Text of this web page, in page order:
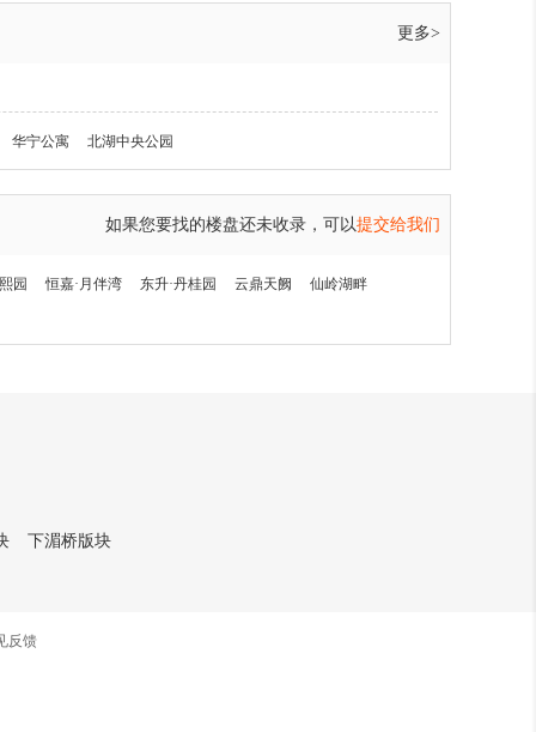
019通鸿云麓湾2025年10月最新工程进
度邀您共鉴~
度
更多>
华宁公寓 北湖中央公园
如果您要找的楼盘还未收录，可以提交给我们
园 恒嘉·月伴湾 东升·丹桂园 云鼎天阙
仙岭湖畔
下湄桥版块
反馈